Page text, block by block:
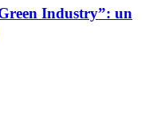
Industry”: un